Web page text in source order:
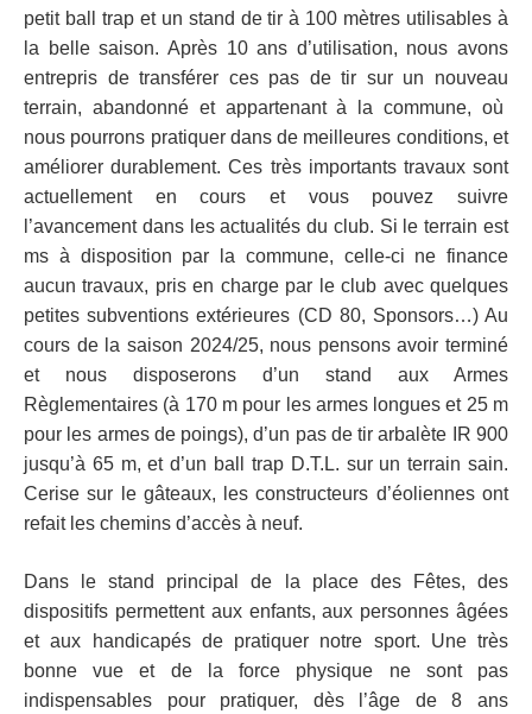
petit ball trap et un stand de tir à 100 mètres utilisables à
la belle saison. Après 10 ans d’utilisation, nous avons
entrepris de transférer ces pas de tir sur un nouveau
terrain, abandonné et appartenant à la commune, où
nous pourrons pratiquer dans de meilleures conditions, et
améliorer durablement. Ces très importants travaux sont
actuellement en cours et vous pouvez suivre
l’avancement dans les actualités du club. Si le terrain est
ms à disposition par la commune, celle-ci ne finance
aucun travaux, pris en charge par le club avec quelques
petites subventions extérieures (CD 80, Sponsors…) Au
cours de la saison 2024/25, nous pensons avoir terminé
et nous disposerons d’un stand aux Armes
Règlementaires (à 170 m pour les armes longues et 25 m
pour les armes de poings), d’un pas de tir arbalète IR 900
jusqu’à 65 m, et d’un ball trap D.T.L. sur un terrain sain.
Cerise sur le gâteaux, les constructeurs d’éoliennes ont
refait les chemins d’accès à neuf.
Dans le stand principal de la place des Fêtes, des
dispositifs permettent aux enfants, aux personnes âgées
et aux
handicapés de pratiquer notre sport. Une très
bonne vue et de la force physique ne sont pas
indispensables pour pratiquer, dès l’âge de 8 ans